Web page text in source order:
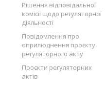
Рішення відповідальної
комісії щодо регуляторної
діяльності
Повідомлення про
оприлюднення проєкту
регуляторного акту
Проєкти регуляторних
актів